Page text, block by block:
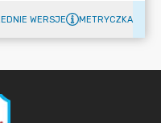
WERSJE METRYCZKA